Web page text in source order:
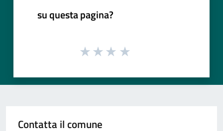
su questa pagina?
Contatta il comune